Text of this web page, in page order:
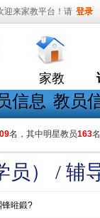
迎来家教平台！请 登录
家教
信息 教员
名，其中明星教员163
员） / 辅
暀鍛?